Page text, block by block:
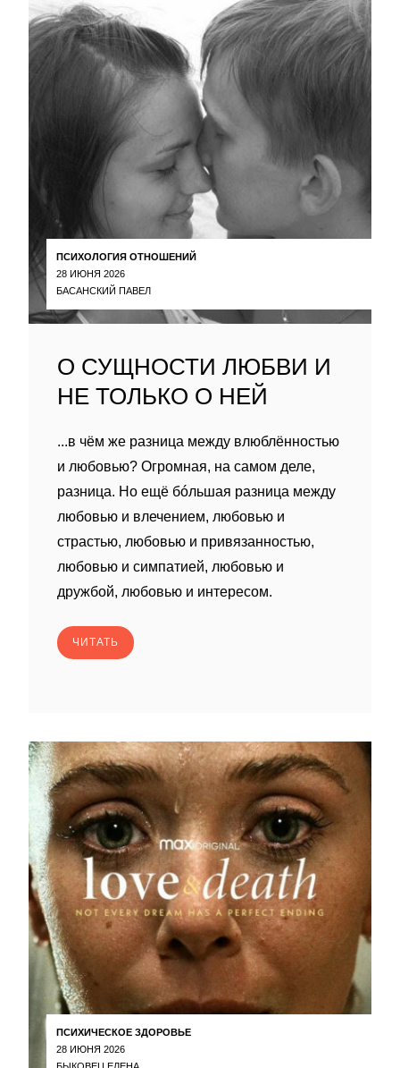
ПСИХОЛОГИЯ ОТНОШЕНИЙ
28 ИЮНЯ 2026
БАСАНСКИЙ ПАВЕЛ
О СУЩНОСТИ ЛЮБВИ И
НЕ ТОЛЬКО О НЕЙ
...в чём же разница между влюблённостью
и любовью? Огромная, на самом деле,
разница. Но ещё бóльшая разница между
любовью и влечением, любовью и
страстью, любовью и привязанностью,
любовью и симпатией, любовью и
дружбой, любовью и интересом.
ЧИТАТЬ
ПСИХИЧЕСКОЕ ЗДОРОВЬЕ
28 ИЮНЯ 2026
БЫКОВЕЦ ЕЛЕНА